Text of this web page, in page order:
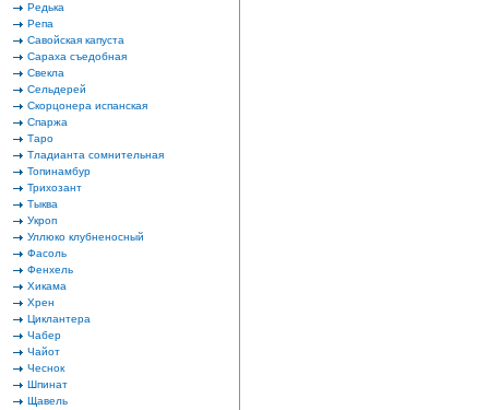
Редька
Репа
Савойская капуста
Сараха съедобная
Свекла
Сельдерей
Скорцонера испанская
Спаржа
Таро
Тладианта сомнительная
Топинамбур
Трихозант
Тыква
Укроп
Уллюко клубненосный
Фасоль
Фенхель
Хикама
Хрен
Циклантера
Чабер
Чайот
Чеснок
Шпинат
Щавель